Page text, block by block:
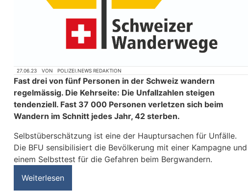
27.06.23 VON POLIZEI.NEWS REDAKTION
Fast drei von fünf Personen in der Schweiz wandern
regelmässig. Die Kehrseite: Die Unfallzahlen steigen
tendenziell. Fast 37 000 Personen verletzen sich beim
Wandern im Schnitt jedes Jahr, 42 sterben.
Selbstüberschätzung ist eine der Hauptursachen für Unfälle.
Die BFU sensibilisiert die Bevölkerung mit einer Kampagne und
einem Selbsttest für die Gefahren beim Bergwandern.
Weiterlesen